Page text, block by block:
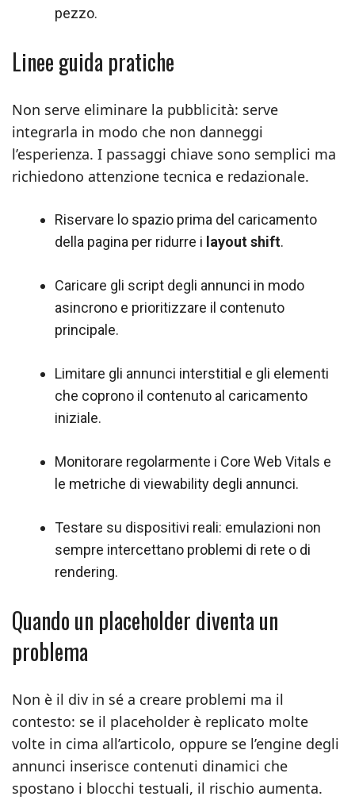
pezzo.
Linee guida pratiche
Non serve eliminare la pubblicità: serve
integrarla in modo che non danneggi
l’esperienza. I passaggi chiave sono semplici ma
richiedono attenzione tecnica e redazionale.
Riservare lo spazio prima del caricamento
della pagina per ridurre i layout shift.
Caricare gli script degli annunci in modo
asincrono e prioritizzare il contenuto
principale.
Limitare gli annunci interstitial e gli elementi
che coprono il contenuto al caricamento
iniziale.
Monitorare regolarmente i Core Web Vitals e
le metriche di viewability degli annunci.
Testare su dispositivi reali: emulazioni non
sempre intercettano problemi di rete o di
rendering.
Quando un placeholder diventa un
problema
Non è il div in sé a creare problemi ma il
contesto: se il placeholder è replicato molte
volte in cima all’articolo, oppure se l’engine degli
annunci inserisce contenuti dinamici che
spostano i blocchi testuali, il rischio aumenta.